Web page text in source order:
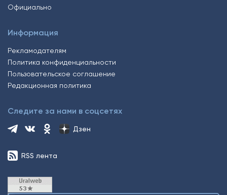
Официально
Информация
Рекламодателям
Политика конфиденциальности
Пользовательское соглашение
Редакционная политика
Следите за нами в соцсетях
Дзен
RSS лента